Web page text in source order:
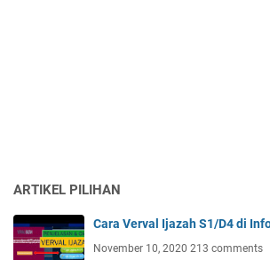
ARTIKEL PILIHAN
Cara Verval Ijazah S1/D4 di
November 10, 2020 213 comments